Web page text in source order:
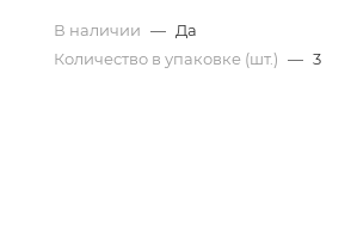
В наличии — Да
Количество в упаковке (шт.) — 3